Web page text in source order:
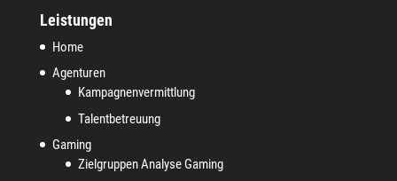
Leistungen
Home
Agenturen
Kampagnenvermittlung
Talentbetreuung
Gaming
Zielgruppen Analyse Gaming